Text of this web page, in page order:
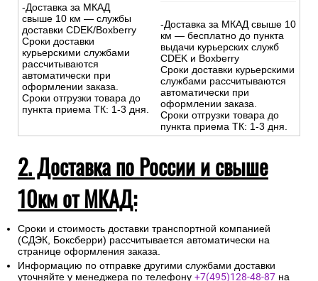
-Доставка за МКАД
свыше 10 км — службы
доставки CDEK/Boxberry
Сроки доставки
курьерскими службами
рассчитываются
автоматически при
оформлении заказа.
Сроки отгрузки товара до
пункта приема ТК: 1-3 дня.
-Доставка за МКАД свыше 10
км — бесплатно до пункта
выдачи курьерских служб
CDEK и Boxberry
Сроки доставки курьерскими
службами рассчитываются
автоматически при
оформлении заказа.
Сроки отгрузки товара до
пункта приема ТК: 1-3 дня.
2. Доставка по России и свыше
10км от МКАД:
Сроки и стоимость доставки транспортной компанией
(СДЭК, Боксберри) рассчитывается автоматически на
странице оформления заказа.
Информацию по отправке другими службами доставки
уточняйте у менеджера по телефону +7(495)128-48-87 на